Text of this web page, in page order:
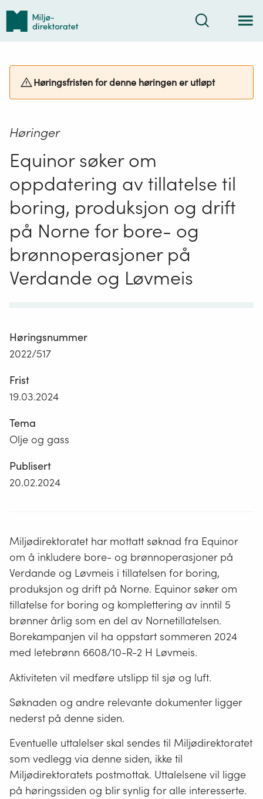
Tilbake
forsiden
Søk
Høringsfristen for denne høringen er utløpt
Høringer
Equinor søker om
oppdatering av tillatelse til
boring, produksjon og drift
på Norne for bore- og
brønnoperasjoner på
Verdande og Løvmeis
Høringsnummer
2022/517
Frist
19.03.2024
Tema
Olje og gass
Publisert
20.02.2024
Miljødirektoratet har mottatt søknad fra Equinor
om å inkludere bore- og brønnoperasjoner på
Verdande og Løvmeis i tillatelsen for boring,
produksjon og drift på Norne. Equinor søker om
tillatelse for boring og komplettering av inntil 5
brønner årlig som en del av Nornetillatelsen.
Borekampanjen vil ha oppstart sommeren 2024
med letebrønn 6608/10-R-2 H Løvmeis.
Aktiviteten vil medføre utslipp til sjø og luft.
Søknaden og andre relevante dokumenter ligger
nederst på denne siden.
Eventuelle uttalelser skal sendes til Miljødirektoratet
som vedlegg via denne siden, ikke til
Miljødirektoratets postmottak. Uttalelsene vil ligge
på høringssiden og blir synlig for alle interesserte.